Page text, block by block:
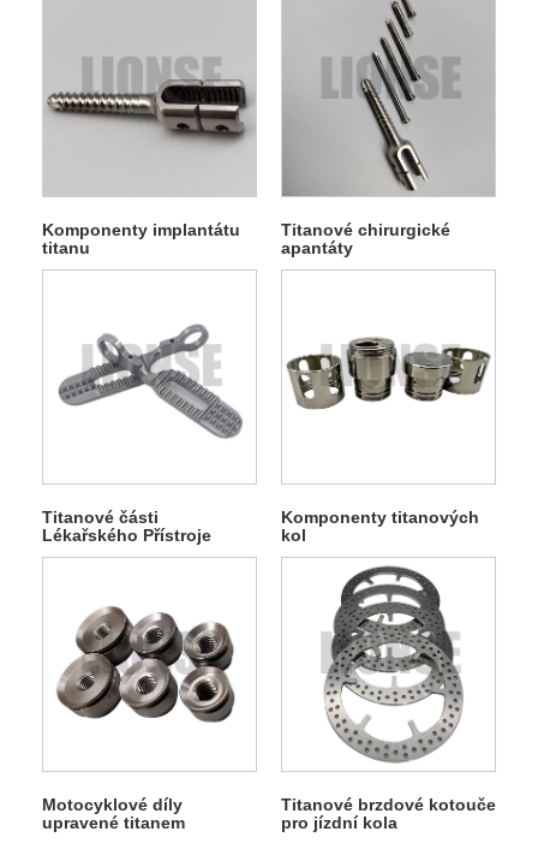
Komponenty implantátu
titanu
Titanové chirurgické
apantáty
Titanové části
Lékařského Přístroje
Komponenty titanových
kol
Motocyklové díly
upravené titanem
Titanové brzdové kotouče
pro jízdní kola